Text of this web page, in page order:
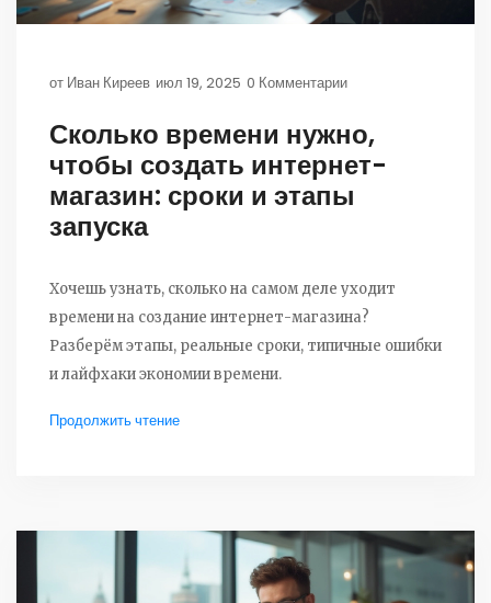
от Иван Киреев июл 19, 2025 0 Комментарии
Сколько времени нужно,
чтобы создать интернет-
магазин: сроки и этапы
запуска
Хочешь узнать, сколько на самом деле уходит
времени на создание интернет-магазина?
Разберём этапы, реальные сроки, типичные ошибки
и лайфхаки экономии времени.
Продолжить чтение